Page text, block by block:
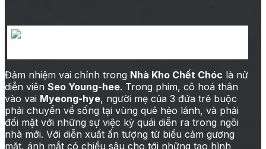
Đảm nhiệm vai chính trong Nhà Kho Chết Chóc là nữ
diễn viên Seo Young-hee. Trong phim, cô hoá thân
vào vai Myeong-hye, người mẹ của 3 đứa trẻ buộc
phải chuyển về sống tại vùng quê hẻo lánh, và phải
đối mặt với những sự việc kỳ quái diễn ra trong ngôi
nhà mới. Với diễn xuất ấn tượng từ biểu cảm gương
mặt, ánh mắt có chiều sâu cho tới những tạo hình